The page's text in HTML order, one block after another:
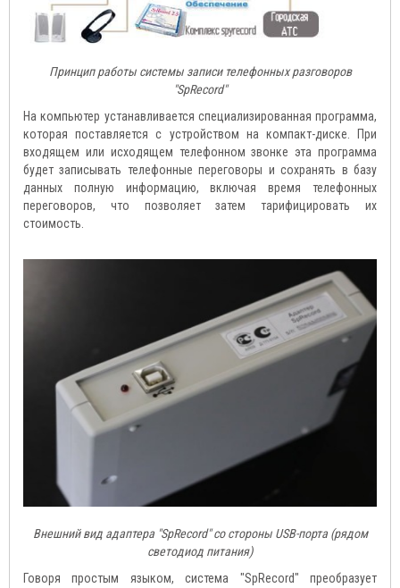
Принцип работы системы записи телефонных разговоров
"SpRecord"
На компьютер устанавливается специализированная программа,
которая поставляется с устройством на компакт-диске. При
входящем или исходящем телефонном звонке эта программа
будет записывать телефонные переговоры и сохранять в базу
данных полную информацию, включая время телефонных
переговоров, что позволяет затем тарифицировать их
стоимость.
Внешний вид адаптера "SpRecord" со стороны USB-порта (рядом
светодиод питания)
Говоря простым языком, система "SpRecord" преобразует